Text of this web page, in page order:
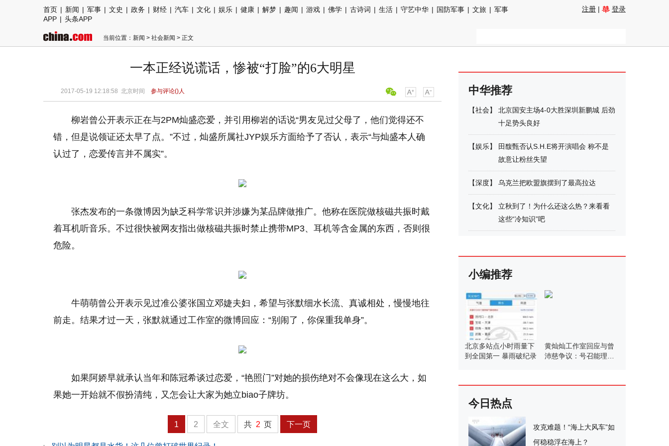
首页 | 新闻 | 军事 | 文史 | 政务 | 财经 | 汽车 | 文化 | 娱乐 | 健康 | 解梦 | 趣闻 | 游戏 | 佛学 | 古诗词 | 生活 | 守艺中华 | 国防军事 | 文旅 | 军事
APP | 头条APP
注册 | 登录
当前位置： 新闻 > 社会新闻 > 正文
一本正经说谎话，惨被“打脸”的6大明星
2017-05-19 12:18:58 北京时间 参与评论()人
柳岩曾公开表示正在与2PM灿盛恋爱，并引用柳岩的话说“男友见过父母了，他们觉得还不
错，但是说领证还太早了点。”不过，灿盛所属社JYP娱乐方面给予了否认，表示“与灿盛本人确
认过了，恋爱传言并不属实”。
张杰发布的一条微博因为缺乏科学常识并涉嫌为某品牌做推广。他称在医院做核磁共振时戴
着耳机听音乐。不过很快被网友指出做核磁共振时禁止携带MP3、耳机等含金属的东西，否则很
危险。
牛萌萌曾公开表示见过准公婆张国立邓婕夫妇，希望与张默细水长流、真诚相处，慢慢地往
前走。结果才过一天，张默就通过工作室的微博回应：“别闹了，你保重我单身”。
如果阿娇早就承认当年和陈冠希谈过恋爱，“艳照门”对她的损伤绝对不会像现在这么大，如
果她一开始就不假扮清纯，又怎会让大家为她立biao子牌坊。
1 2 全文 共 2 页 下一页
中华推荐
【社会】
北京国安主场4-0大胜深圳新鹏城 后劲
十足势头良好
【娱乐】
田馥甄否认S.H.E将开演唱会 称不是
故意让粉丝失望
【深度】 乌克兰把欧盟旗摆到了最高拉达
【文化】
立秋到了！为什么还这么热？来看看
这些“冷知识”吧
小编推荐
北京多站点小时雨量下
到全国第一 暴雨破纪录
黄灿灿工作室回应与曾
沛慈争议：号召能理智
今日热点
攻克难题！“海上大风车”如
何稳稳浮在海上？